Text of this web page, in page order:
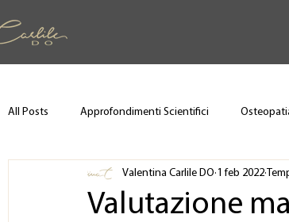
All Posts Approfondimenti Scientifici
Valutazione
Valentina Carlile DO 1 feb 2022